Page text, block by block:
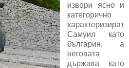
извори ясно и
категорично
характеризират
Самуил като
българин, а
неговата
държава като